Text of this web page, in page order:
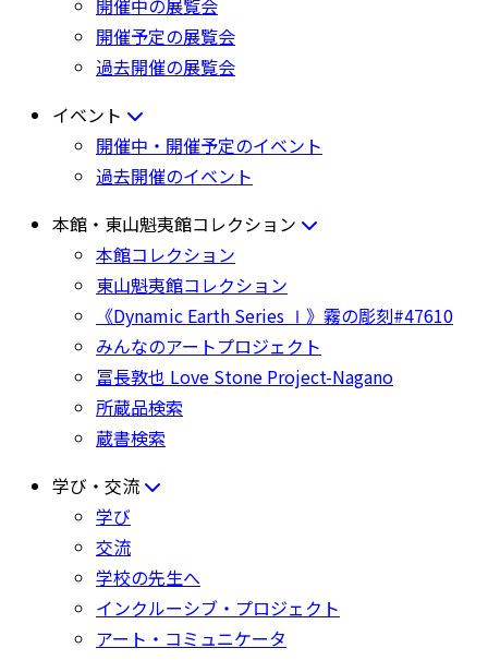
開催中の展覧会
開催予定の展覧会
過去開催の展覧会
イベント
開催中・開催予定のイベント
過去開催のイベント
本館・東山魁夷館コレクション
本館コレクション
東山魁夷館コレクション
《Dynamic Earth Series Ⅰ》霧の彫刻#47610
みんなのアートプロジェクト
冨長敦也 Love Stone Project-Nagano
所蔵品検索
蔵書検索
学び・交流
学び
交流
学校の先生へ
インクルーシブ・プロジェクト
アート・コミュニケータ